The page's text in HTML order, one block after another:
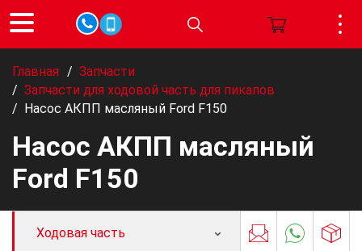
Главная / Запчасти
/ Запчасти для ходовой часть для пикапов
/ Насос АКПП масляный Ford F150
Насос АКПП масляный
Ford F150
Ходовая часть